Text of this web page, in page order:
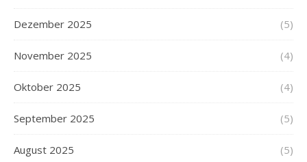
Dezember 2025 (5)
November 2025 (4)
Oktober 2025 (4)
September 2025 (5)
August 2025 (5)